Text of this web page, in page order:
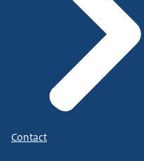
Contact